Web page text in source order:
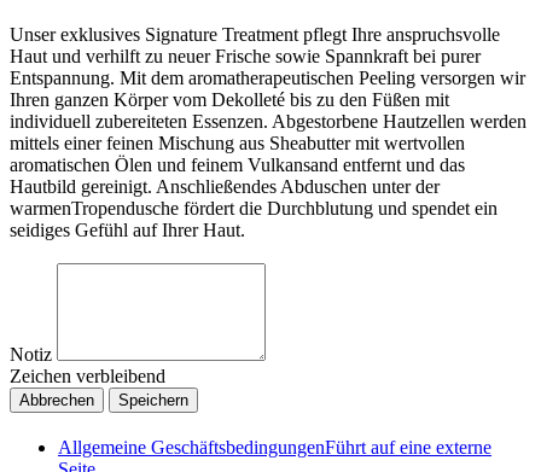
Unser exklusives Signature Treatment pflegt Ihre anspruchsvolle
Haut und verhilft zu neuer Frische sowie Spannkraft bei purer
Entspannung. Mit dem aromatherapeutischen Peeling versorgen wir
Ihren ganzen Körper vom Dekolleté bis zu den Füßen mit
individuell zubereiteten Essenzen. Abgestorbene Hautzellen werden
mittels einer feinen Mischung aus Sheabutter mit wertvollen
aromatischen Ölen und feinem Vulkansand entfernt und das
Hautbild gereinigt. Anschließendes Abduschen unter der
warmenTropendusche fördert die Durchblutung und spendet ein
seidiges Gefühl auf Ihrer Haut.
Notiz
Zeichen verbleibend
Abbrechen Speichern
Allgemeine GeschäftsbedingungenFührt auf eine externe